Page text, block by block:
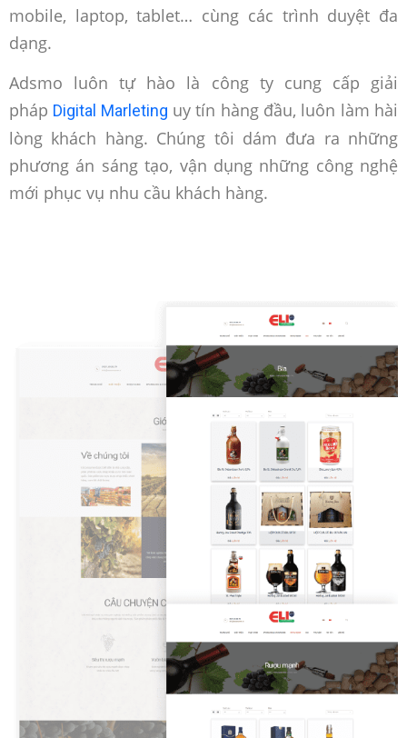
mobile, laptop, tablet… cùng các trình duyệt đa
dạng.
Adsmo luôn tự hào là công ty cung cấp giải
pháp Digital Marleting uy tín hàng đầu, luôn làm hài
lòng khách hàng. Chúng tôi dám đưa ra những
phương án sáng tạo, vận dụng những công nghệ
mới phục vụ nhu cầu khách hàng.